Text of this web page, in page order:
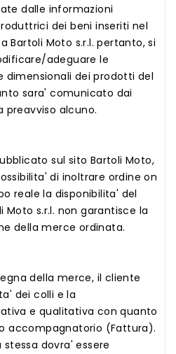
dalle informazioni
dei beni inseriti nel
Bartoli Moto s.r.l. pertanto, si
adeguare le
dei prodotti del
sara' comunicato dai
preavviso alcuno.
sul sito Bartoli Moto,
di inoltrare ordine on
reale la disponibilita' del
s.r.l. non garantisce la
della merce ordinata.
della merce, il cliente
dei colli e la
e qualitativa con quanto
accompagnatorio (Fattura).
dovra' essere